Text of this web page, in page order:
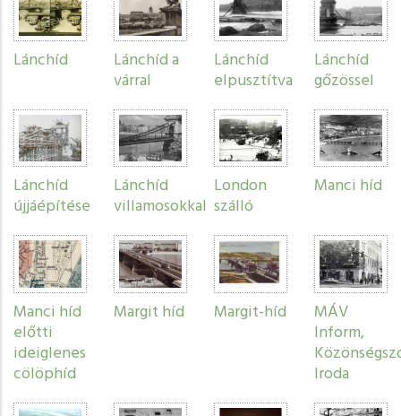
Lánchíd Lánchíd a
várral
Lánchíd
elpusztítva
Lánchíd
gőzössel
Lánchíd
újjáépítése
Lánchíd
villamosokkal
London
szálló
Manci híd
Manci híd
előtti
ideiglenes
cölöphíd
Margit híd Margit-híd MÁV
Inform,
Iroda